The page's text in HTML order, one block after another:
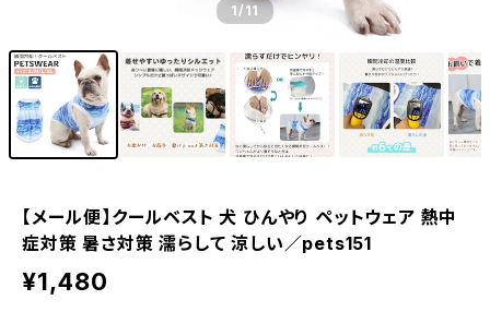
1 /11
【メール便】クールベスト 犬 ひんやり ペットウェア 熱中
症対策 暑さ対策 濡らして 涼しい／pets151
¥1,480